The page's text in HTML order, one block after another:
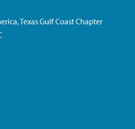
Texas Gulf Coast Chapter